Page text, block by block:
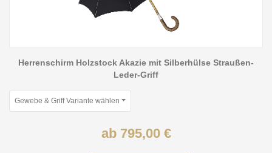
Herrenschirm Holzstock Akazie mit Silberhülse Straußen-
Leder-Griff
Gewebe & Griff Variante wählen
ab 795,00 €